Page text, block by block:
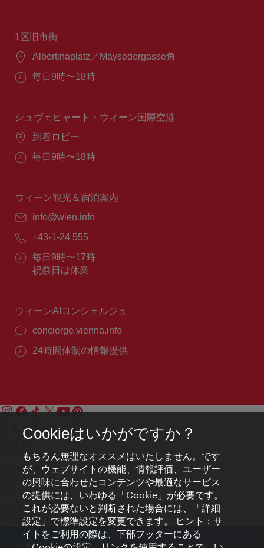
1区旧市街
場
Albertinaplatz／Maysedergasse角
営
間：
毎日9時〜18時
シュヴェヒャート・ウィーン国際空港
場
到着ロビー
営
間：
毎日9時〜18時
ウィーン観光＆宿泊案内
E
ー
ル：
info@wien.info
電
番
号：
+43-1-24 555
営
業
毎日9時〜17時
祝祭日は休業
ウィーンAIコンシェルジュ
concierge.vienna.info
24時間体制の情報提供
お問い合わせ
Credits
プライバシーポリシー
Terms of Use
アクセシビリティ
プレス連絡先
クッキーの設定
© Copyright WienTourismus
Cookieはいかがですか？
もちろん無理なオススメはいたしません。です
が、ウェブサイトの機能、情報評価、ユーザー
の興味に合わせたコンテンツや最適なサービス
の提供には、いわゆる「Cookie」が必要です。
これが必要ないと判断された場合には、「詳細
設定」で標準設定を変更できます。 ヒント：サ
イトをご利用の際は、下部フッターにある